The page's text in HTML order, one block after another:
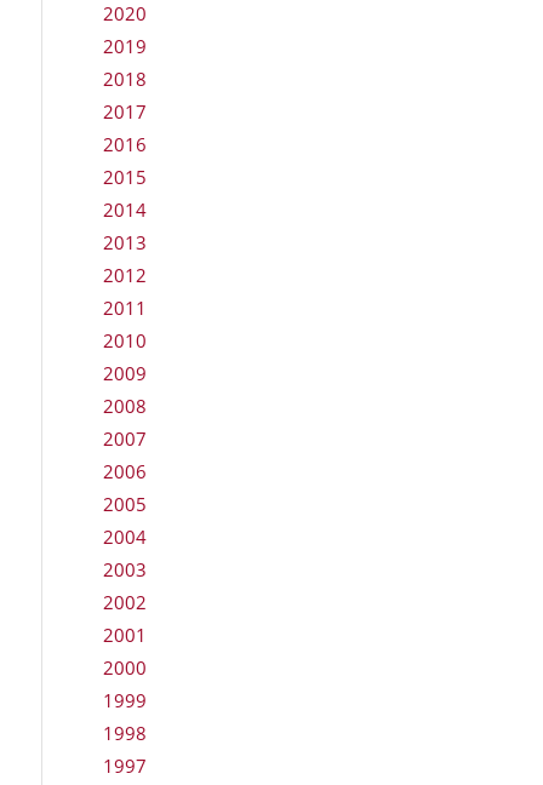
2020
2019
2018
2017
2016
2015
2014
2013
2012
2011
2010
2009
2008
2007
2006
2005
2004
2003
2002
2001
2000
1999
1998
1997